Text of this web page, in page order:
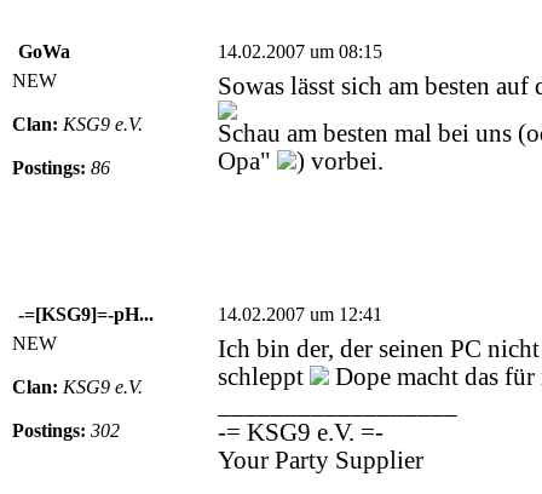
GoWa
14.02.2007 um 08:15
NEW
Clan: KSG9 e.V.
Postings: 86
Sowas lässt sich am besten
Schau am besten mal bei uns
Opa"
) vorbei.
-=[KSG9]=-pH...
14.02.2007 um 12:41
NEW
Clan: KSG9 e.V.
Postings: 302
Ich bin der, der seinen PC
schleppt
Dope macht das
-= KSG9 e.V. =-
Your Party Supplier